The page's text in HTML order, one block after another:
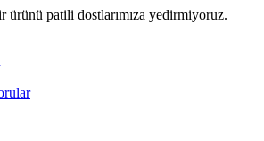
patili dostlarımıza yedirmiyoruz.